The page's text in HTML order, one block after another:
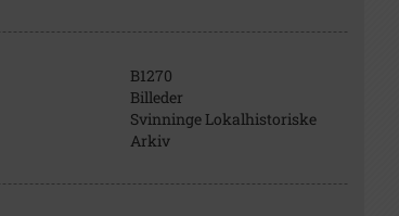
B1270
Billeder
Svinninge Lokalhistoriske
Arkiv